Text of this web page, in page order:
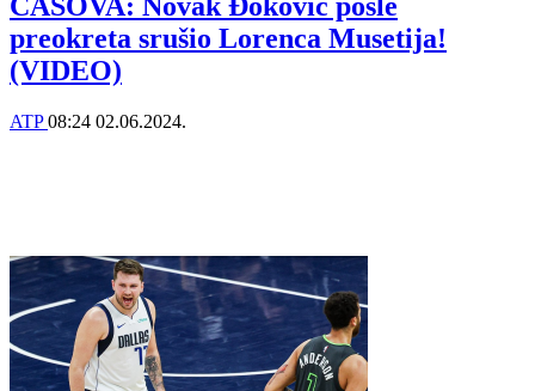
ČASOVA: Novak Đoković posle
preokreta srušio Lorenca Musetija!
(VIDEO)
ATP08:24 02.06.2024.